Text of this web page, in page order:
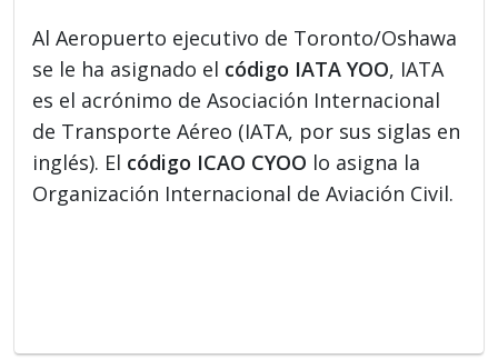
Al Aeropuerto ejecutivo de Toronto/Oshawa
se le ha asignado el código IATA YOO, IATA
es el acrónimo de Asociación Internacional
de Transporte Aéreo (IATA, por sus siglas en
inglés). El código ICAO CYOO lo asigna la
Organización Internacional de Aviación Civil.